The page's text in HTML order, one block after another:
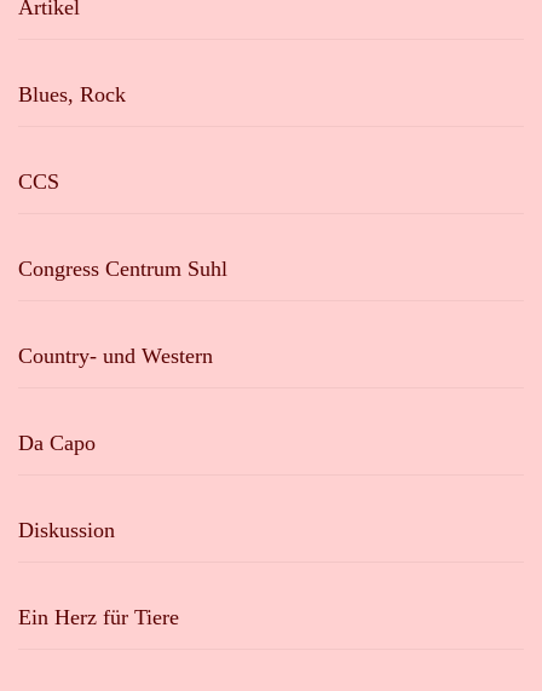
Artikel
Blues, Rock
CCS
Congress Centrum Suhl
Country- und Western
Da Capo
Diskussion
Ein Herz für Tiere